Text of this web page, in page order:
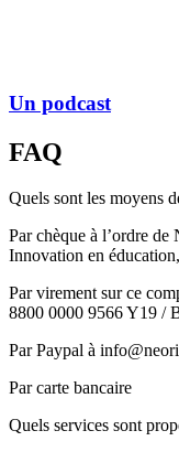
Un podcast
FAQ
Quels sont les moyens
Par chèque à l’ordre de
Innovation en
Par virement sur ce
8800 0000 9566 Y19 /
Par Paypal à
Par carte bancaire
Quels services sont